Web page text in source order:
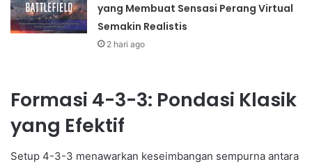
yang Membuat Sensasi Perang Virtual
Semakin Realistis
2 hari ago
Formasi 4-3-3: Pondasi Klasik
yang Efektif
Setup 4-3-3 menawarkan keseimbangan sempurna antara